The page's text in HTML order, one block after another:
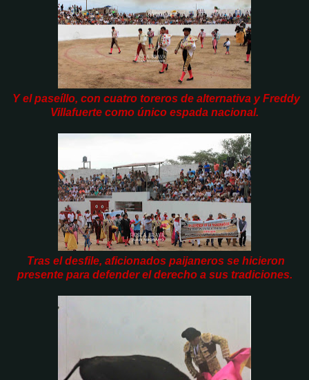
Y el paseíllo, con cuatro toreros de alternativa y Freddy
Villafuerte como único espada nacional.
Tras el desfile, aficionados paijaneros se hicieron
presente para defender el derecho a sus tradiciones.